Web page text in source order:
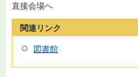
直接会場へ
関連リンク
図書館